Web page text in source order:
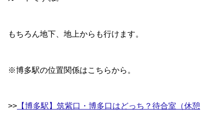
もちろん地下、地上からも行けます。
※博多駅の位置関係はこちらから。
>> 【博多駅】筑紫口・博多口はどっち？待合室（休憩